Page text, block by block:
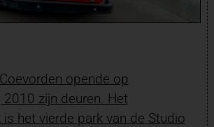
opende op
2010 zijn deuren. Het
het vierde park van de Studio